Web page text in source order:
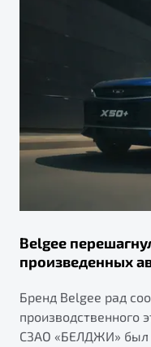
Belgee
произведенных
Бренд Belgee рад
производственного
СЗАО «БЕЛДЖИ» был